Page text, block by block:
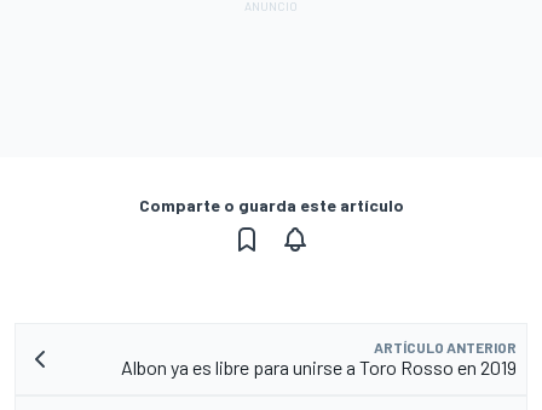
Comparte o guarda este artículo
ARTÍCULO ANTERIOR
Albon ya es libre para unirse a Toro Rosso en 2019